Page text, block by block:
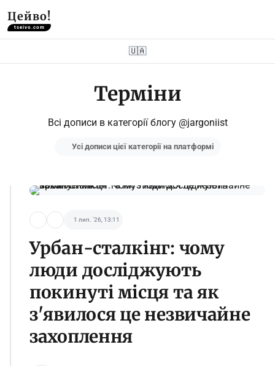
Цейво!
tseivo.com
🇺🇦
Терміни
Всі дописи в категорії блогу @jargoniist
Усі дописи цієї категорії на платформі
1 лип. '26, 13:11
Урбан-сталкінг: чому
люди досліджують
покинуті місця та як
з'явилося це незвичайне
захоплення